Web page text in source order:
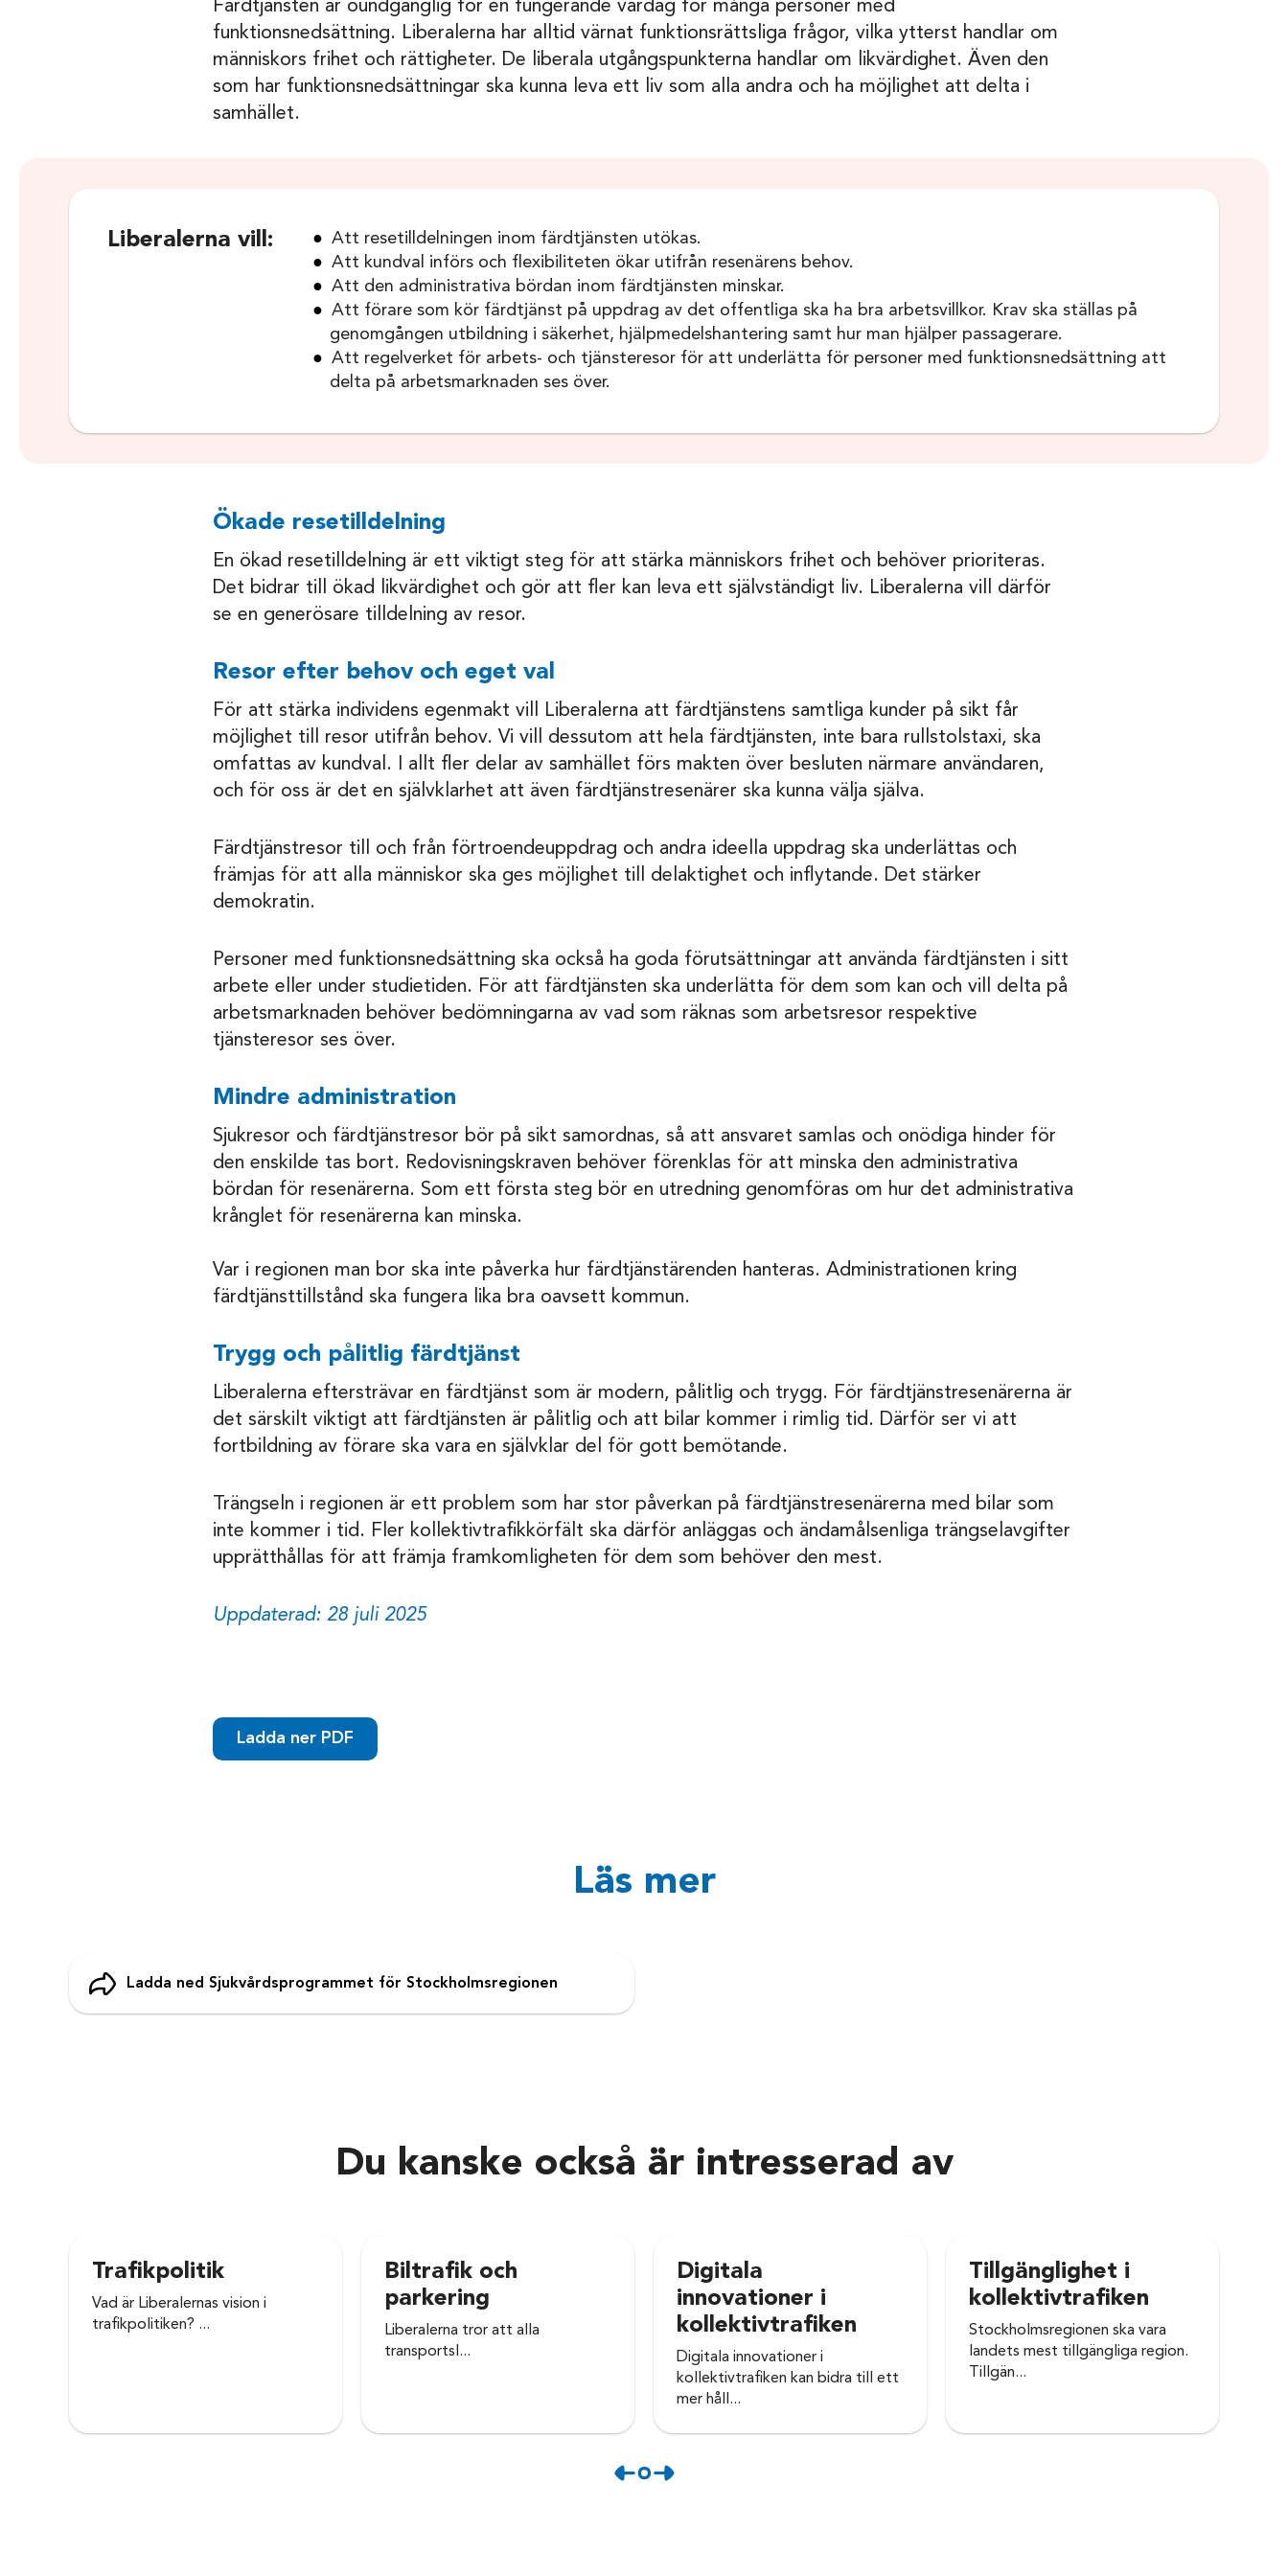
Färdtjänsten är oundgänglig för en fungerande vardag för många personer med
funktionsnedsättning. Liberalerna har alltid värnat funktionsrättsliga frågor, vilka ytterst handlar om
människors frihet och rättigheter. De liberala utgångspunkterna handlar om likvärdighet. Även den
som har funktionsnedsättningar ska kunna leva ett liv som alla andra och ha möjlighet att delta i
samhället.
Liberalerna vill:
Att resetilldelningen inom färdtjänsten utökas.
Att kundval införs och flexibiliteten ökar utifrån resenärens behov.
Att den administrativa bördan inom färdtjänsten minskar.
Att förare som kör färdtjänst på uppdrag av det offentliga ska ha bra arbetsvillkor. Krav ska ställas på
genomgången utbildning i säkerhet, hjälpmedelshantering samt hur man hjälper passagerare.
Att regelverket för arbets- och tjänsteresor för att underlätta för personer med funktionsnedsättning att
delta på arbetsmarknaden ses över.
Ökade resetilldelning
En ökad resetilldelning är ett viktigt steg för att stärka människors frihet och behöver prioriteras.
Det bidrar till ökad likvärdighet och gör att fler kan leva ett självständigt liv. Liberalerna vill därför
se en generösare tilldelning av resor.
Resor efter behov och eget val
För att stärka individens egenmakt vill Liberalerna att färdtjänstens samtliga kunder på sikt får
möjlighet till resor utifrån behov. Vi vill dessutom att hela färdtjänsten, inte bara rullstolstaxi, ska
omfattas av kundval. I allt fler delar av samhället förs makten över besluten närmare användaren,
och för oss är det en självklarhet att även färdtjänstresenärer ska kunna välja själva.
Färdtjänstresor till och från förtroendeuppdrag och andra ideella uppdrag ska underlättas och
främjas för att alla människor ska ges möjlighet till delaktighet och inflytande. Det stärker
demokratin.
Personer med funktionsnedsättning ska också ha goda förutsättningar att använda färdtjänsten i sitt
arbete eller under studietiden. För att färdtjänsten ska underlätta för dem som kan och vill delta på
arbetsmarknaden behöver bedömningarna av vad som räknas som arbetsresor respektive
tjänsteresor ses över.
Mindre administration
Sjukresor och färdtjänstresor bör på sikt samordnas, så att ansvaret samlas och onödiga hinder för
den enskilde tas bort. Redovisningskraven behöver förenklas för att minska den administrativa
bördan för resenärerna. Som ett första steg bör en utredning genomföras om hur det administrativa
krånglet för resenärerna kan minska.
Var i regionen man bor ska inte påverka hur färdtjänstärenden hanteras. Administrationen kring
färdtjänsttillstånd ska fungera lika bra oavsett kommun.
Trygg och pålitlig färdtjänst
Liberalerna eftersträvar en färdtjänst som är modern, pålitlig och trygg. För färdtjänstresenärerna är
det särskilt viktigt att färdtjänsten är pålitlig och att bilar kommer i rimlig tid. Därför ser vi att
fortbildning av förare ska vara en självklar del för gott bemötande.
Trängseln i regionen är ett problem som har stor påverkan på färdtjänstresenärerna med bilar som
inte kommer i tid. Fler kollektivtrafikkörfält ska därför anläggas och ändamålsenliga trängselavgifter
upprätthållas för att främja framkomligheten för dem som behöver den mest.
Uppdaterad: 28 juli 2025
Ladda ner PDF
Läs mer
Ladda ned Sjukvårdsprogrammet för Stockholmsregionen
Du kanske också är intresserad av
Trafikpolitik
Vad är Liberalernas vision i
trafikpolitiken? ...
Biltrafik och
parkering
Liberalerna tror att alla
transportsl...
Digitala
innovationer i
kollektivtrafiken
Digitala innovationer i
kollektivtrafiken kan bidra till ett
mer håll...
Tillgänglighet i
kollektivtrafiken
Stockholmsregionen ska vara
landets mest tillgängliga region.
Tillgän...